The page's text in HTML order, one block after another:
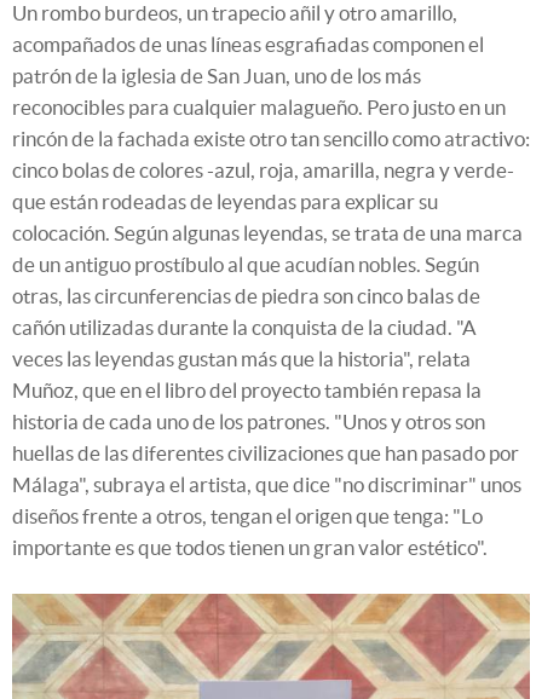
Un rombo burdeos, un trapecio añil y otro amarillo,
acompañados de unas líneas esgrafiadas componen el
patrón de la iglesia de San Juan, uno de los más
reconocibles para cualquier malagueño. Pero justo en un
rincón de la fachada existe otro tan sencillo como atractivo:
cinco bolas de colores -azul, roja, amarilla, negra y verde-
que están rodeadas de leyendas para explicar su
colocación. Según algunas leyendas, se trata de una marca
de un antiguo prostíbulo al que acudían nobles. Según
otras, las circunferencias de piedra son cinco balas de
cañón utilizadas durante la conquista de la ciudad. "A
veces las leyendas gustan más que la historia", relata
Muñoz, que en el libro del proyecto también repasa la
historia de cada uno de los patrones. "Unos y otros son
huellas de las diferentes civilizaciones que han pasado por
Málaga", subraya el artista, que dice "no discriminar" unos
diseños frente a otros, tengan el origen que tenga: "Lo
importante es que todos tienen un gran valor estético".